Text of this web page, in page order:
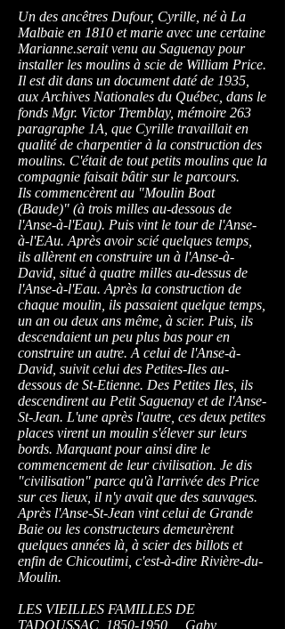
Un des ancêtres Dufour, Cyrille, né à La
Malbaie en 1810 et marie avec une certaine
Marianne.serait venu au Saguenay pour
installer les moulins à scie de William Price.
Il est dit dans un document daté de 1935,
aux Archives Nationales du Québec, dans le
fonds Mgr. Victor Tremblay, mémoire 263
paragraphe 1A, que Cyrille travaillait en
qualité de charpentier à la construction des
moulins. C'était de tout petits moulins que la
compagnie faisait bâtir sur le parcours.
Ils commencèrent au "Moulin Boat
(Baude)" (à trois milles au-dessous de
l'Anse-à-l'Eau). Puis vint le tour de l'Anse-
à-l'EAu. Après avoir scié quelques temps,
ils allèrent en construire un à l'Anse-à-
David, situé à quatre milles au-dessus de
l'Anse-à-l'Eau. Après la construction de
chaque moulin, ils passaient quelque temps,
un an ou deux ans même, à scier. Puis, ils
descendaient un peu plus bas pour en
construire un autre. A celui de l'Anse-à-
David, suivit celui des Petites-Iles au-
dessous de St-Etienne. Des Petites Iles, ils
descendirent au Petit Saguenay et de l'Anse-
St-Jean. L'une après l'autre, ces deux petites
places virent un moulin s'élever sur leurs
bords. Marquant pour ainsi dire le
commencement de leur civilisation. Je dis
"civilisation" parce qu'à l'arrivée des Price
sur ces lieux, il n'y avait que des sauvages.
Après l'Anse-St-Jean vint celui de Grande
Baie ou les constructeurs demeurèrent
quelques années là, à scier des billots et
enfin de Chicoutimi, c'est-à-dire Rivière-du-
Moulin.
LES VIEILLES FAMILLES DE
TADOUSSAC, 1850-1950 Gaby